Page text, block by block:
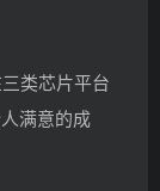
类芯片平台
满意的成